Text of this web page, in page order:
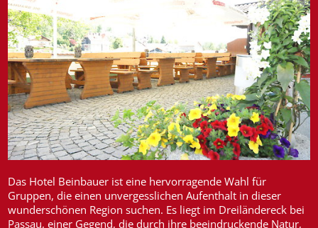
Das Hotel Beinbauer ist eine hervorragende Wahl für
Gruppen, die einen unvergesslichen Aufenthalt in dieser
wunderschönen Region suchen. Es liegt im Dreiländereck bei
Passau, einer Gegend, die durch ihre beeindruckende Natur,